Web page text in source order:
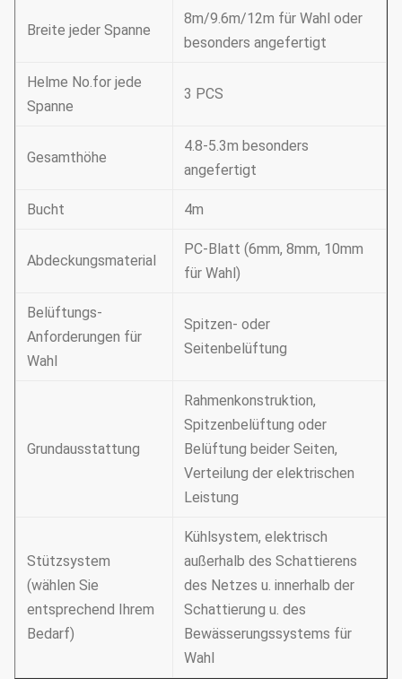
Breite jeder Spanne
8m/9.6m/12m für Wahl oder
besonders angefertigt
Helme No.for jede
Spanne
3 PCS
Gesamthöhe
4.8-5.3m besonders
angefertigt
Bucht 4m
Abdeckungsmaterial
PC-Blatt (6mm, 8mm, 10mm
für Wahl)
Belüftungs-
Anforderungen für
Wahl
Spitzen- oder
Seitenbelüftung
Grundausstattung
Rahmenkonstruktion,
Spitzenbelüftung oder
Belüftung beider Seiten,
Verteilung der elektrischen
Leistung
Stützsystem
(wählen Sie
entsprechend Ihrem
Bedarf)
Kühlsystem, elektrisch
außerhalb des Schattierens
des Netzes u. innerhalb der
Schattierung u. des
Bewässerungssystems für
Wahl